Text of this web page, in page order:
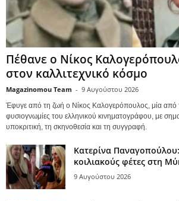
Πέθανε ο Νίκος
στον καλλιτεχνικό κόσμο
Magazinomou Team - 9 Αυγούστου 2026
Έφυγε από τη ζωή ο Νίκος Καλογερόπουλος, μία από
φυσιογνωμίες του ελληνικού κινηματογράφου, με
υποκριτική, τη σκηνοθεσία και τη συγγραφή.
Κατερίνα
κοιλιακούς φέτες στη
9 Αυγούστου 2026